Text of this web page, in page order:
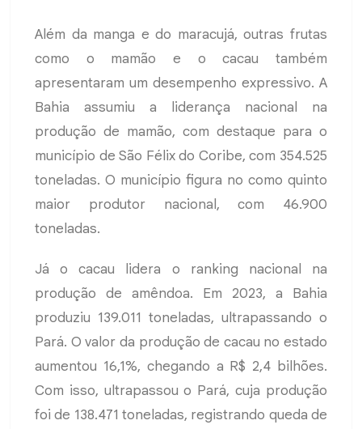
Além da manga e do maracujá, outras frutas
como o mamão e o cacau também
apresentaram um desempenho expressivo. A
Bahia assumiu a liderança nacional na
produção de mamão, com destaque para o
município de São Félix do Coribe, com 354.525
toneladas. O município figura no como quinto
maior produtor nacional, com 46.900
toneladas.
Já o cacau lidera o ranking nacional na
produção de amêndoa. Em 2023, a Bahia
produziu 139.011 toneladas, ultrapassando o
Pará. O valor da produção de cacau no estado
aumentou 16,1%, chegando a R$ 2,4 bilhões.
Com isso, ultrapassou o Pará, cuja produção
foi de 138.471 toneladas, registrando queda de